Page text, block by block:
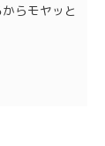
らモヤッと